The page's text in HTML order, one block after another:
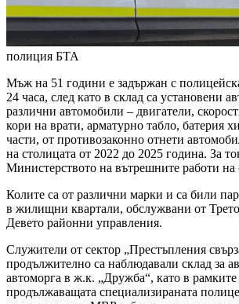
полиция БТА
Мъж на 51 години е задържан с
24 часа, след като в склад са установени
различни автомобили – двигатели,
кори на врати, арматурно табло, батерия
части, от противозаконно отнети
на столицата от 2022 до 2025 година. За
Министерството на вътрешните работи на
Колите са от различни марки и са били
в жилищни квартали, обслужвани от
Девето районни управления.
Служители от сектор „Престъпления
продължително са наблюдавали склад за
автоморга в ж.к. „Дружба“, като в рамките
продължаващата специализираната